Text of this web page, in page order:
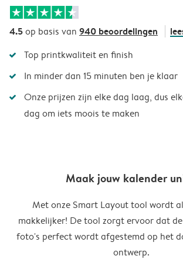
4.5op basis van 940 beoordelingen
Top printkwaliteit en finish
In minder dan 15 minuten ben je klaar
Onze prijzen zijn elke dag laag, dus
dag om iets moois te maken
Maak jouw kalender
Met onze Smart Layout tool wordt
makkelijker! De tool zorgt ervoor dat
foto's perfect wordt afgestemd op het
ontwerp.